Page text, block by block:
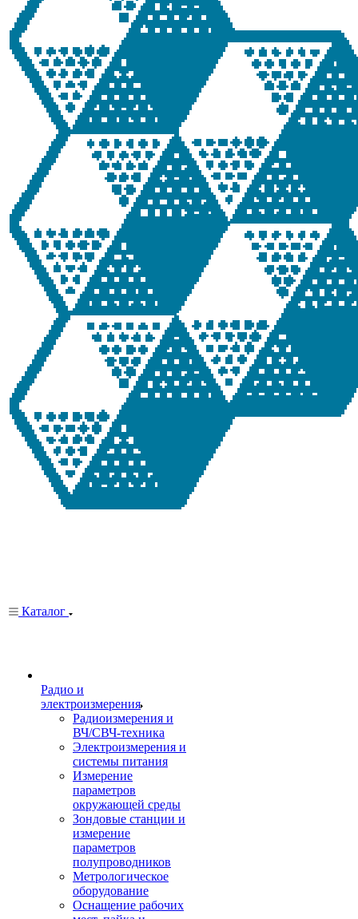
Каталог
Радио и
электроизмерения
Радиоизмерения и
ВЧ/СВЧ-техника
Электроизмерения и
системы питания
Измерение
параметров
окружающей среды
Зондовые станции и
измерение
параметров
полупроводников
Метрологическое
оборудование
Оснащение рабочих